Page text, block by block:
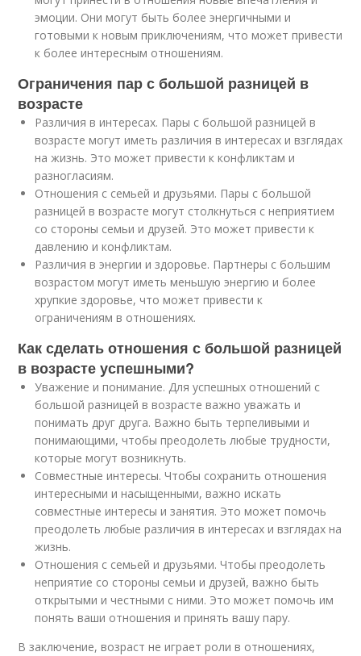
эмоции. Они могут быть более энергичными и
готовыми к новым приключениям, что может привести
к более интересным отношениям.
Ограничения пар с большой разницей в
возрасте
Различия в интересах. Пары с большой разницей в
возрасте могут иметь различия в интересах и взглядах
на жизнь. Это может привести к конфликтам и
разногласиям.
Отношения с семьей и друзьями. Пары с большой
разницей в возрасте могут столкнуться с неприятием
со стороны семьи и друзей. Это может привести к
давлению и конфликтам.
Различия в энергии и здоровье. Партнеры с большим
возрастом могут иметь меньшую энергию и более
хрупкие здоровье, что может привести к
ограничениям в отношениях.
Как сделать отношения с большой разницей
в возрасте успешными?
Уважение и понимание. Для успешных отношений с
большой разницей в возрасте важно уважать и
понимать друг друга. Важно быть терпеливыми и
понимающими, чтобы преодолеть любые трудности,
которые могут возникнуть.
Совместные интересы. Чтобы сохранить отношения
интересными и насыщенными, важно искать
совместные интересы и занятия. Это может помочь
преодолеть любые различия в интересах и взглядах на
жизнь.
Отношения с семьей и друзьями. Чтобы преодолеть
неприятие со стороны семьи и друзей, важно быть
открытыми и честными с ними. Это может помочь им
понять ваши отношения и принять вашу пару.
В заключение, возраст не играет роли в отношениях,